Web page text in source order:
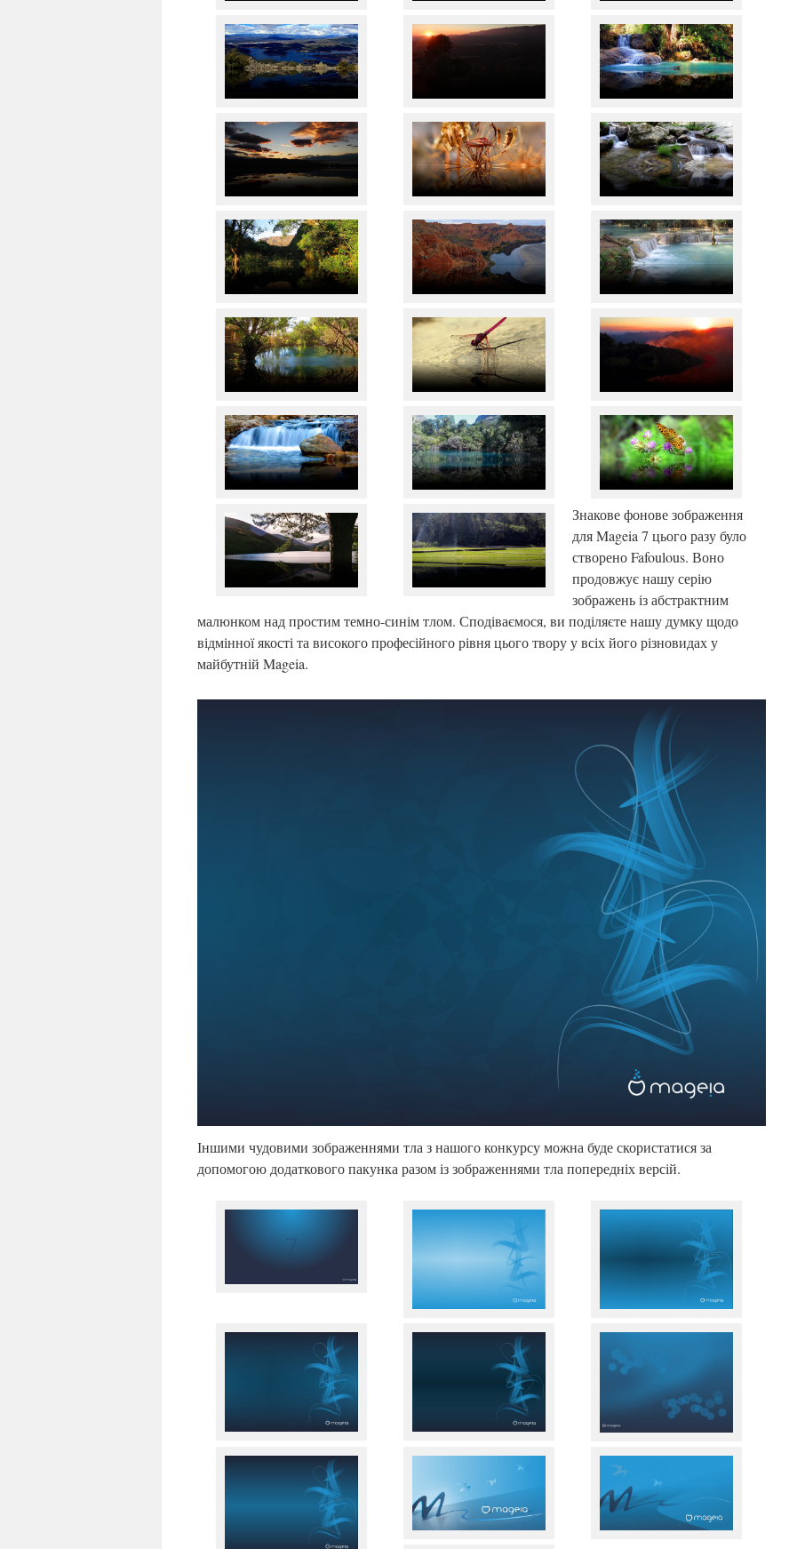
Знакове фонове зображення
для Mageia 7 цього разу було
створено Fafoulous. Воно
продовжує нашу серію
зображень із абстрактним
малюнком над простим темно-синім тлом. Сподіваємося, ви поділяєте нашу думку щодо
відмінної якості та високого професійного рівня цього твору у всіх його різновидах у
майбутній Mageia.
Іншими чудовими зображеннями тла з нашого конкурсу можна буде скористатися за
допомогою додаткового пакунка разом із зображеннями тла попередніх версій.